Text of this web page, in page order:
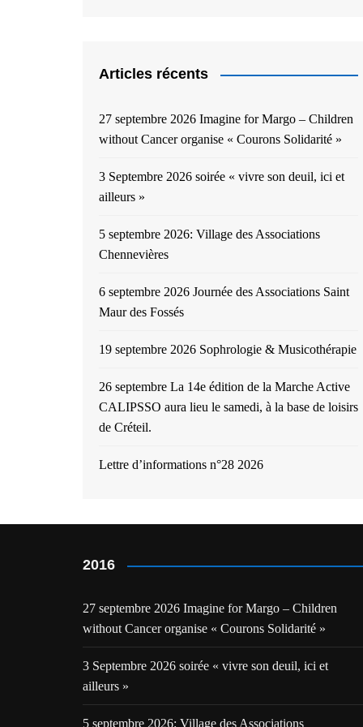
Articles récents
27 septembre 2026 Imagine for Margo – Children
without Cancer organise « Courons Solidarité »
3 Septembre 2026 soirée « vivre son deuil, ici et
ailleurs »
5 septembre 2026: Village des Associations
Chennevières
6 septembre 2026 Journée des Associations Saint
Maur des Fossés
19 septembre 2026 Sophrologie & Musicothérapie
26 septembre La 14e édition de la Marche Active
CALIPSSO aura lieu le samedi, à la base de loisirs
de Créteil.
Lettre d’informations n°28 2026
2016
27 septembre 2026 Imagine for Margo – Children
without Cancer organise « Courons Solidarité »
3 Septembre 2026 soirée « vivre son deuil, ici et
ailleurs »
5 septembre 2026: Village des Associations